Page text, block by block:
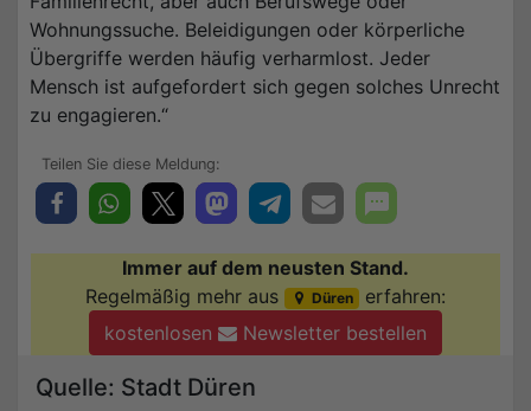
Wohnungssuche. Beleidigungen oder körperliche
Übergriffe werden häufig verharmlost. Jeder
Mensch ist aufgefordert sich gegen solches Unrecht
zu engagieren.“
Immer auf dem neusten Stand.
Regelmäßig mehr aus
Düren
erfahren:
kostenlosen
Newsletter bestellen
Quelle: Stadt Düren